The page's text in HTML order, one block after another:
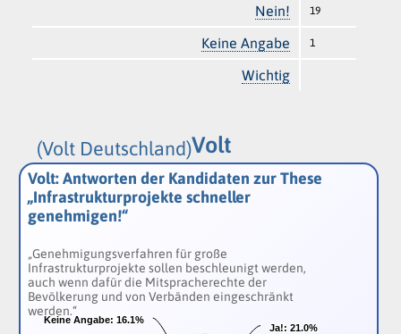
Nein! 19
Keine Angabe 1
Wichtig
Volt
(Volt Deutschland)
Ja!: 21.0%
Ja!: 21.0%
Keine Angabe: 16.1%
Keine Angabe: 16.1%
Volt: Antworten der Kandidaten zur These
„Infrastrukturprojekte schneller
genehmigen!“
„Genehmigungsverfahren für große
Infrastrukturprojekte sollen beschleunigt werden,
auch wenn dafür die Mitspracherechte der
Bevölkerung und von Verbänden eingeschränkt
werden.“